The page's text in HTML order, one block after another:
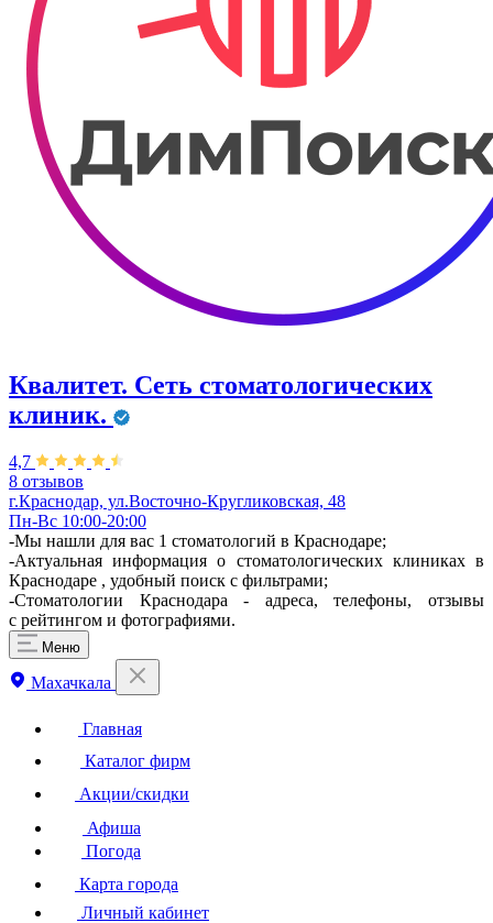
Квалитет. Сеть стоматологических
клиник.
4,7
8 отзывов
г.Краснодар, ул.Восточно-Кругликовская, 48
Пн-Вс 10:00-20:00
-Мы нашли для вас 1 стоматологий в Краснодаре;
-Актуальная информация о стоматологических клиниках в
Краснодаре , удобный поиск с фильтрами;
-Стоматологии Краснодара - адреса, телефоны, отзывы
с рейтингом и фотографиями.
Меню
Махачкала
Главная
Каталог фирм
Акции/скидки
Афиша
Погода
Карта города
Личный кабинет